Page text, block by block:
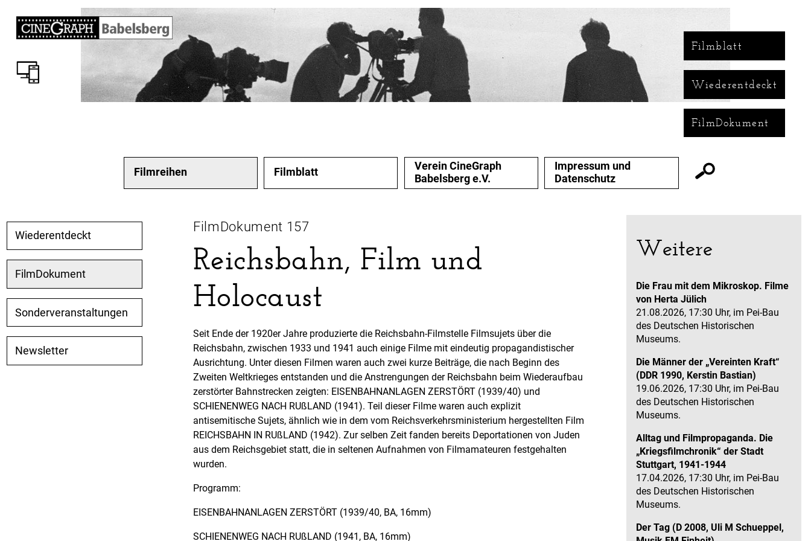
Filmblatt
Wiederentdeckt
FilmDokument
Filmreihen Filmblatt
Verein CineGraph
Babelsberg e.V.
Impressum und
Datenschutz
Wiederentdeckt
FilmDokument
Sonderveranstaltungen
Newsletter
FilmDokument 157
Reichsbahn, Film und
Holocaust
Seit Ende der 1920er Jahre produzierte die Reichsbahn-Filmstelle Filmsujets über die
Reichsbahn, zwischen 1933 und 1941 auch einige Filme mit eindeutig propagandistischer
Ausrichtung. Unter diesen Filmen waren auch zwei kurze Beiträge, die nach Beginn des
Zweiten Weltkrieges entstanden und die Anstrengungen der Reichsbahn beim Wiederaufbau
zerstörter Bahnstrecken zeigten: EISENBAHNANLAGEN ZERSTÖRT (1939/40) und
SCHIENENWEG NACH RUßLAND (1941). Teil dieser Filme waren auch explizit
antisemitische Sujets, ähnlich wie in dem vom Reichsverkehrsministerium hergestellten Film
REICHSBAHN IN RUßLAND (1942). Zur selben Zeit fanden bereits Deportationen von Juden
aus dem Reichsgebiet statt, die in seltenen Aufnahmen von Filmamateuren festgehalten
wurden.
Programm:
EISENBAHNANLAGEN ZERSTÖRT (1939/40, BA, 16mm)
SCHIENENWEG NACH RUßLAND (1941, BA, 16mm)
Weitere
Die Frau mit dem Mikroskop. Filme
von Herta Jülich
21.08.2026, 17:30 Uhr, im Pei-Bau
des Deutschen Historischen
Museums.
Die Männer der „Vereinten Kraft“
(DDR 1990, Kerstin Bastian)
19.06.2026, 17:30 Uhr, im Pei-Bau
des Deutschen Historischen
Museums.
Alltag und Filmpropaganda. Die
„Kriegsfilmchronik“ der Stadt
Stuttgart, 1941-1944
17.04.2026, 17:30 Uhr, im Pei-Bau
des Deutschen Historischen
Museums.
Der Tag (D 2008, Uli M Schueppel,